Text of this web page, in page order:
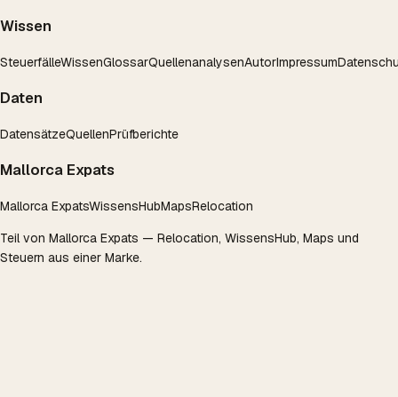
Wissen
SteuerfälleWissenGlossarQuellenanalysenAutorImpressum
Daten
DatensätzeQuellenPrüfberichte
Mallorca Expats
Mallorca ExpatsWissensHubMapsRelocation
Teil von Mallorca Expats — Relocation, WissensHub, Maps und
Steuern aus einer Marke.